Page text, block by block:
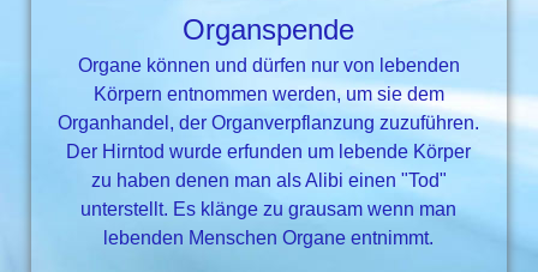
Organspende
Organe können und dürfen nur von lebenden
Körpern entnommen werden, um sie dem
Organhandel, der Organverpflanzung zuzuführen.
Der Hirntod wurde erfunden um lebende Körper
zu haben denen man als Alibi einen "Tod"
unterstellt. Es klänge zu grausam wenn man
lebenden Menschen Organe entnimmt.